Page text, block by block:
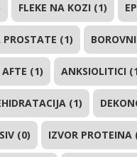
FLEKE NA KOZI (1)
PROSTATE (1)
AFTE (1) ANKSIOLITICI
(1)
(0) IZVOR PROTEINA